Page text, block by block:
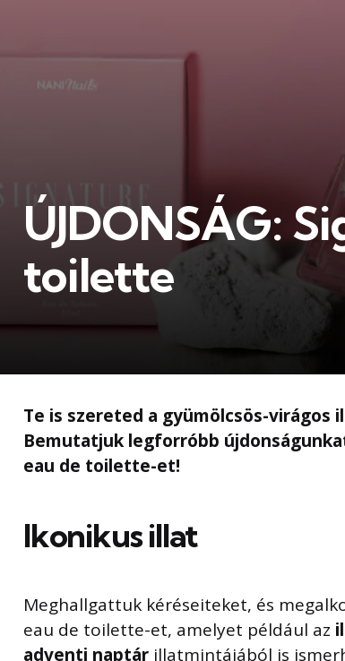
ÚJDONSÁG:
toilette
Te is szereted a gyümölcsös-virágos
Bemutatjuk legforróbb
eau de toilette-et!
Ikonikus illat
Meghallgattuk kéréseiteket, és
eau de toilette-et, amelyet például az
adventi naptár illatmintájából is